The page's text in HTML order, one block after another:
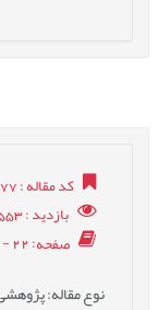
کد مقاله: 1402110345577
بازدید: 1553
صفحه: 22 - 30
نوع مقاله: پژوهشی